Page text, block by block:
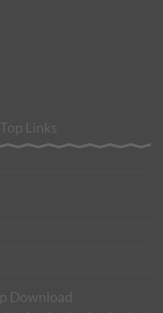
Top Links
Download